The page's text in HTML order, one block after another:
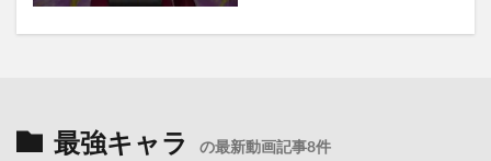
最強キャラ の最新動画記事8件